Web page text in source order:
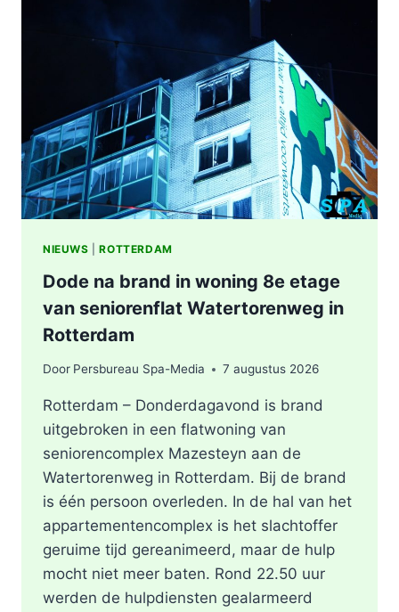
KAREL
DOORMANSTRAAT
ROTTERDAM
NIEUWS |ROTTERDAM
Dode na brand in woning 8e etage
van seniorenflat Watertorenweg in
Rotterdam
Door Persbureau Spa-Media 7 augustus 2026
Rotterdam – Donderdagavond is brand
uitgebroken in een flatwoning van
seniorencomplex Mazesteyn aan de
Watertorenweg in Rotterdam. Bij de brand
is één persoon overleden. In de hal van het
appartementencomplex is het slachtoffer
geruime tijd gereanimeerd, maar de hulp
mocht niet meer baten. Rond 22.50 uur
werden de hulpdiensten gealarmeerd